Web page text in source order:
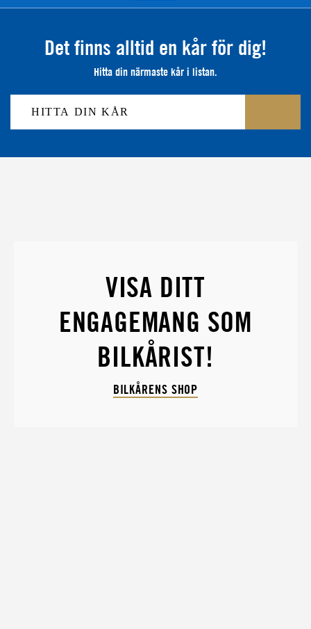
Det finns alltid en kår för dig!
Hitta din närmaste kår i listan.
VISA DITT
ENGAGEMANG SOM
BILKÅRIST!
BILKÅRENS SHOP